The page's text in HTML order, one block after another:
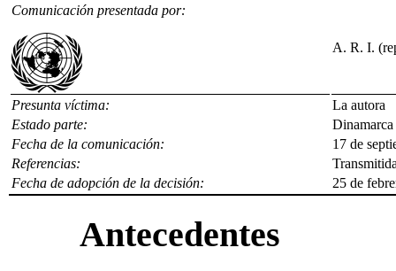
Comunicación presentada por:
A. R. I.
Presunta víctima:
La autora
Estado parte:
Dinamarca
Fecha de la comunicación:
17 de
Referencias:
Fecha de adopción de la decisión:
25 de
Antecedentes